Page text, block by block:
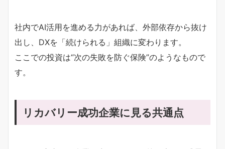
社内でAI活用を進める力があれば、外部依存から抜け
出し、DXを「続けられる」組織に変わります。
ここでの投資は“次の失敗を防ぐ保険”のようなもので
す。
リカバリー成功企業に見る共通点